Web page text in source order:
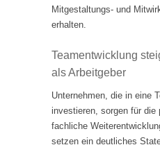
Mitgestaltungs- und
erhalten.
Teamentwicklung
als Arbeitgeber
Unternehmen, die in eine
investieren, sorgen für die
fachliche
setzen ein deutliches